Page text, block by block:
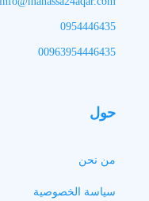
0954446435
00963954446435
حول
من نحن
سياسة الخصوصية